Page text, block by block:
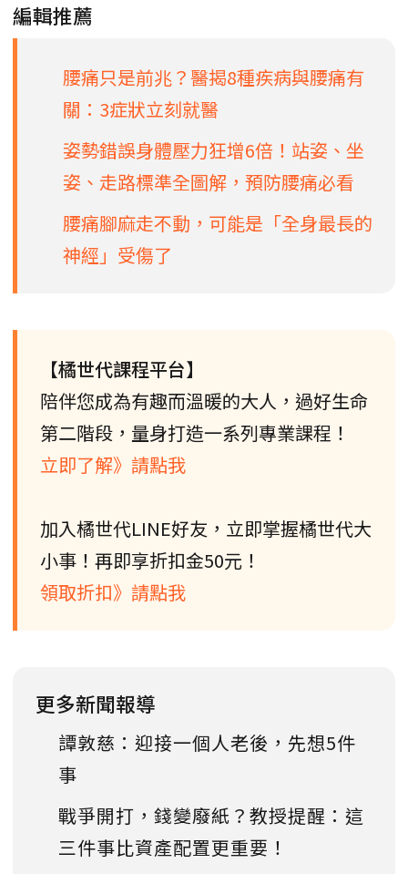
編輯推薦
腰痛只是前兆？醫揭8種疾病與腰痛有
關：3症狀立刻就醫
姿勢錯誤身體壓力狂增6倍！站姿、坐
姿、走路標準全圖解，預防腰痛必看
腰痛腳麻走不動，可能是「全身最長的
神經」受傷了
【橘世代課程平台】
陪伴您成為有趣而溫暖的大人，過好生命
第二階段，量身打造一系列專業課程！
立即了解》請點我
加入橘世代LINE好友，立即掌握橘世代大
小事！再即享折扣金50元！
領取折扣》請點我
更多新聞報導
譚敦慈：迎接一個人老後，先想5件
事
戰爭開打，錢變廢紙？教授提醒：這
三件事比資產配置更重要！